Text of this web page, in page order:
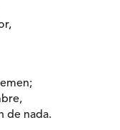
de nada.